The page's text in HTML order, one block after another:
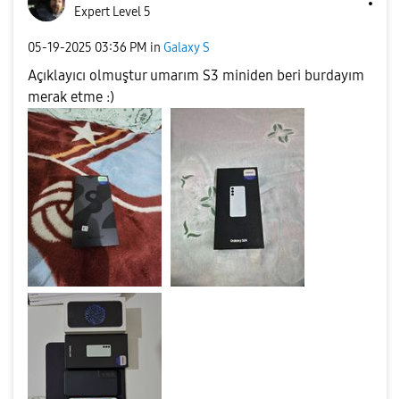
Expert Level 5
‎05-19-2025 03:36 PM in Galaxy S
Açıklayıcı olmuştur umarım S3 miniden beri burdayım
merak etme :)